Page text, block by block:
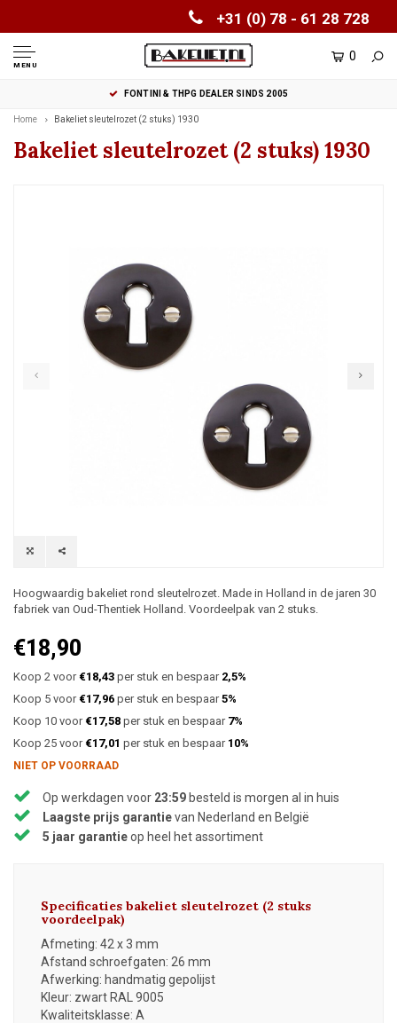
+31 (0) 78 - 61 28 728
MENU
0
FONTINI & THPG DEALER SINDS 2005
Home Bakeliet sleutelrozet (2 stuks) 1930
Bakeliet sleutelrozet (2 stuks) 1930
Hoogwaardig bakeliet rond sleutelrozet. Made in Holland in de jaren 30
fabriek van Oud-Thentiek Holland. Voordeelpak van 2 stuks.
€18,90
Koop 2 voor €18,43 per stuk en bespaar 2,5%
Koop 5 voor €17,96 per stuk en bespaar5%
Koop 10 voor €17,58 per stuk en bespaar 7%
Koop 25 voor €17,01 per stuk en bespaar 10%
NIET OP VOORRAAD
Op werkdagen voor 23:59 besteld is morgen al in huis
Laagste prijs garantievan Nederland en België
5 jaar garantieop heel het assortiment
Specificaties bakeliet sleutelrozet (2 stuks
voordeelpak)
Afmeting: 42 x 3 mm
Afstand schroefgaten: 26 mm
Afwerking: handmatig gepolijst
Kleur: zwart RAL 9005
Kwaliteitsklasse: A